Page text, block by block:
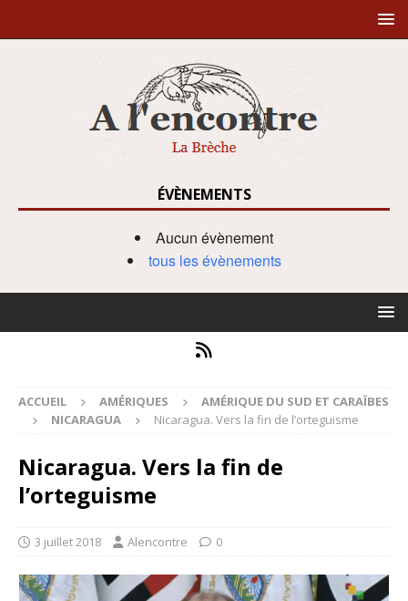
ÉVÈNEMENTS
Aucun évènement
tous les évènements
ACCUEIL AMÉRIQUES
AMÉRIQUE DU SUD ET CARAÏBES
NICARAGUA
Nicaragua. Vers la fin de l’orteguisme
Nicaragua. Vers la fin de
l’orteguisme
3 juillet 2018 Alencontre 0